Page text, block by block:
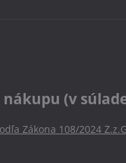
(v
Zákona 108/2024 Z.z.